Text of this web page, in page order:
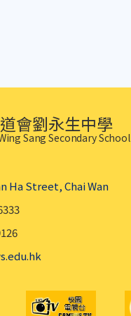
會劉永生中學
Sang Secondary School
Ha Street, Chai Wan